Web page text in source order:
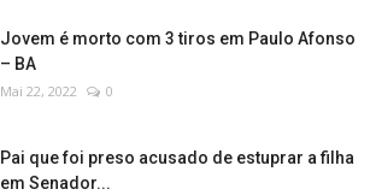
Jovem é morto com 3 tiros em Paulo Afonso
– BA
Mai 22, 2022 0
Pai que foi preso acusado de estuprar a filha
em Senador...